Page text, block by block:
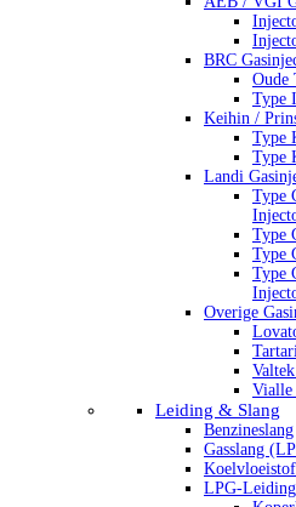
BRC
Oude
Type
Keihin /
Type
Type
Landi
Type
Type
Type
Type
Overige
Vialle
Leiding & Slang
Benzineslang
Gasslang
LPG-Leiding